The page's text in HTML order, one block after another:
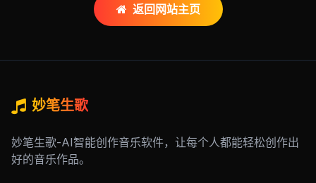
返回网站主页
妙笔生歌
妙笔生歌-AI智能创作音乐软件，让每个人都能轻松创作出
好的音乐作品。